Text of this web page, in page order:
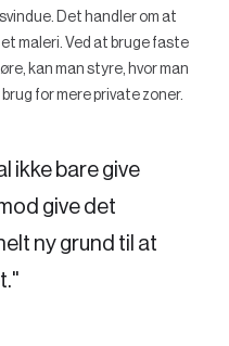
Det handler om at
maleri. Ved at bruge faste
kan man styre, hvor man
for mere private zoner.
ikke bare give
give det
ny grund til at